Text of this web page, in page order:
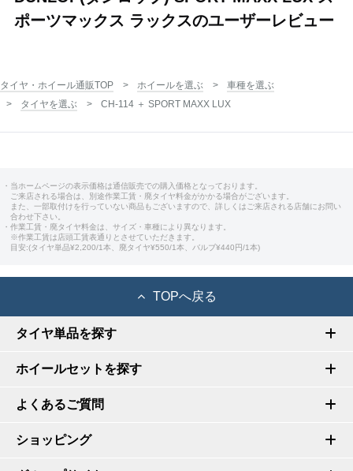
ポーツマックス ラックスのユーザーレビュー
タイヤ・ホイール通販TOP ホイールを選ぶ
車種を選ぶ
タイヤを選ぶ
CH-114 ＋ SPORT MAXX LUX
・当ホームページの表示価格は通信販売での購入価格となっております。
ご来店される場合は、別途作業工賃・廃タイヤ料金がかかる場合がございます。
また、一部取付けを行っていない商品もございますので、詳しくはご来店される店舗にお問い
合わせ下さい。
・作業工賃・廃タイヤ料金は、サイズ・車種により異なります。
※作業工賃は店頭工賃表通りとさせていただきます。
目安:(タイヤ単品¥2,200/1本、廃タイヤ¥550/1本、バルブ¥440円/1本)
TOPへ戻る
タイヤ単品を探す
ホイールセットを探す
よくあるご質問
ショッピング